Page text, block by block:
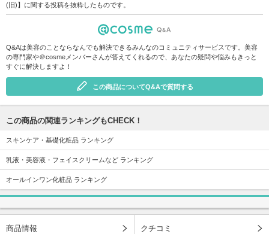
(旧)】に関する投稿を抜粋したものです。
Q&Aは美容のことならなんでも解決できるみんなのコミュニティサービスです。美容
の専門家や＠cosmeメンバーさんが答えてくれるので、あなたの疑問や悩みもきっと
すぐに解決しますよ！
この商品についてQ&Aで質問する
この商品の関連ランキングもCHECK！
スキンケア・基礎化粧品 ランキング
乳液・美容液・フェイスクリームなど ランキング
オールインワン化粧品 ランキング
商品情報 クチコミ